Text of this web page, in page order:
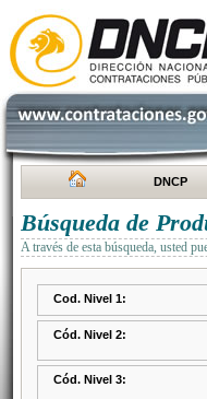
DNCP
Búsqueda de
A través de esta búsqueda, usted
Cod. Nivel 1:
Cód. Nivel 2:
Cód. Nivel 3: